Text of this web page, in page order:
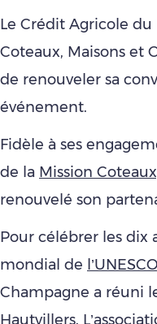
Le Crédit Agricole
Coteaux, Maisons et
de renouveler sa
événement.
Fidèle à ses
de la Mission
renouvelé son
Pour célébrer les dix
mondial de l’UNESCO
Champagne a réuni
Hautvillers.